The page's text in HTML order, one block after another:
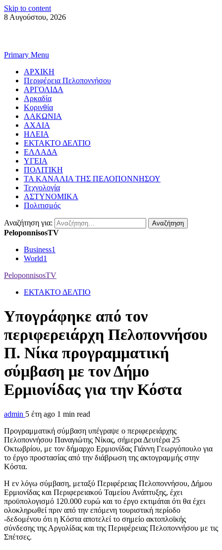
Skip to content
8 Αυγούστου, 2026
Primary Menu
ΑΡΧΙΚΗ
Περιφέρεια Πελοποννήσου
ΑΡΓΟΛΙΔΑ
Αρκαδία
Κορινθία
ΛΑΚΩΝΙΑ
ΑΧΑΙΑ
ΗΛΕΙΑ
ΕΚΤΑΚΤΟ ΔΕΛΤΙΟ
ΕΛΛΑΔΑ
ΥΓΕΙΑ
ΠΟΛΙΤΙΚΗ
ΤΑ ΚΑΝΑΛΙΑ ΤΗΣ ΠΕΛΟΠΟΝΝΗΣΟΥ
Τεχνολογία
ΑΣΤΥΝΟΜΙΚΑ
Πολιτισμός
Αναζήτηση για:
PeloponnisosTV
Business1
World1
PeloponnisosTV
ΕΚΤΑΚΤΟ ΔΕΛΤΙΟ
Υπογράφηκε από τον
περιφερειάρχη Πελοποννήσου
Π. Νίκα προγραμματική
σύμβαση με τον Δήμο
Ερμιονίδας για την Κόστα
admin 5 έτη ago 1 min read
Προγραμματική σύμβαση υπέγραψε ο περιφερειάρχης
Πελοποννήσου Παναγιώτης Νίκας, σήμερα Δευτέρα 25
Οκτωβρίου, με τον δήμαρχο Ερμιονίδας Γιάννη Γεωργόπουλο για
το έργο προστασίας από την διάβρωση της ακτογραμμής στην
Κόστα.
Η εν λόγω σύμβαση, μεταξύ Περιφέρειας Πελοποννήσου, Δήμου
Ερμιονίδας και Περιφερειακού Ταμείου Ανάπτυξης, έχει
προϋπολογισμό 120.000 ευρώ και το έργο εκτιμάται ότι θα έχει
ολοκληρωθεί πριν από την επόμενη τουριστική περίοδο
-δεδομένου ότι η Κόστα αποτελεί το σημείο ακτοπλοϊκής
σύνδεσης της Αργολίδας και της Περιφέρειας Πελοποννήσου με τις
Σπέτσες.